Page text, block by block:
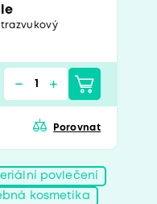
Porovnat
povlečení
kosmetika